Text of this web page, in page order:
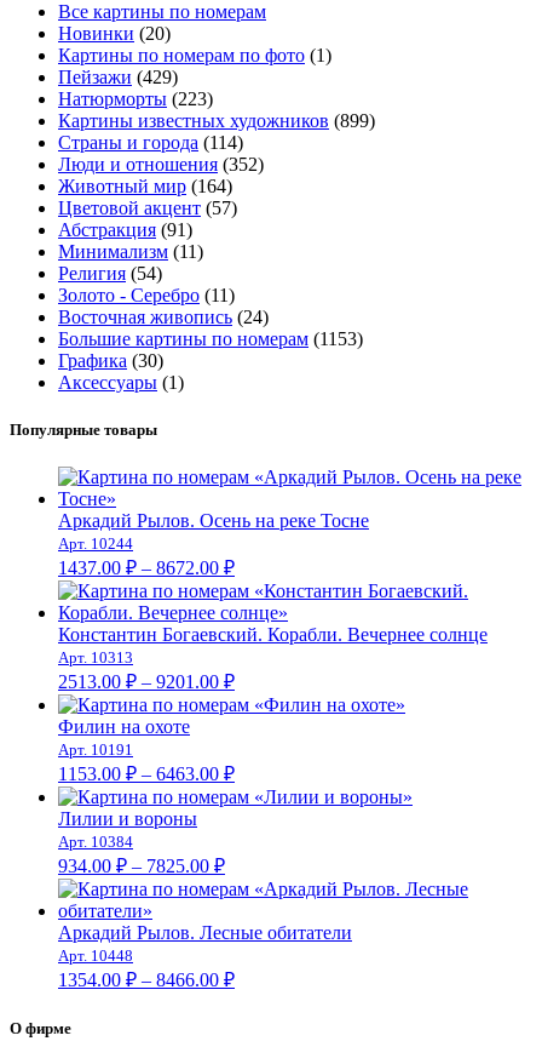
Все картины по номерам
Новинки (20)
Картины по номерам по фото (1)
Пейзажи (429)
Натюрморты (223)
Картины известных художников (899)
Страны и города (114)
Люди и отношения (352)
Животный мир (164)
Цветовой акцент (57)
Абстракция (91)
Минимализм (11)
Религия (54)
Золото - Серебро (11)
Восточная живопись (24)
Большие картины по номерам (1153)
Графика (30)
Аксессуары (1)
Популярные товары
Аркадий Рылов. Осень на реке Тосне
Арт. 10244
1437.00 ₽ – 8672.00 ₽Диапазон
цен:
1437.00 ₽
–
Константин Богаевский. Корабли. Вечернее солнце
Арт. 10313
2513.00 ₽ – 9201.00 ₽Диапазон
цен:
9201.00 ₽
Филин на охоте
Арт. 10191
1153.00 ₽ – 6463.00 ₽Диапазон
цен:
Лилии и вороны
Арт. 10384
934.00 ₽ – 7825.00 ₽Диапазон
цен:
–
Аркадий Рылов. Лесные обитатели
Арт. 10448
1354.00 ₽ – 8466.00 ₽Диапазон
О фирме